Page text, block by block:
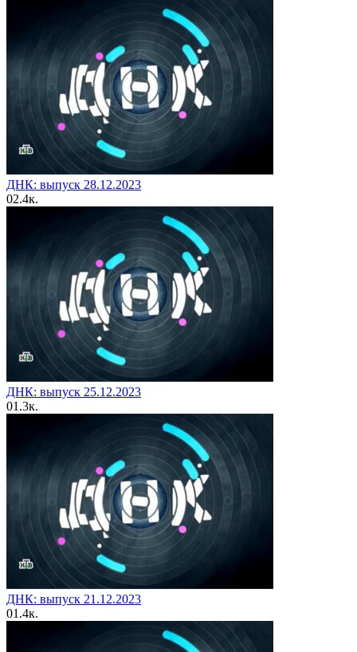
ДНК: выпуск 28.12.2023
02.4к.
ДНК: выпуск 25.12.2023
01.3к.
ДНК: выпуск 21.12.2023
01.4к.